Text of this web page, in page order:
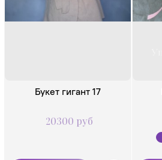
Букет гигант 17
20300 руб